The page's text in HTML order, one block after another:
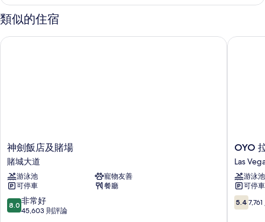
詳
情
類似的住宿
神
劍
飯
店
及
賭
場
神劍飯店及賭場
賭城大道
游泳池
寵物友善
可停車
餐廳
8.0
分，
8.0 非常好
45,603 則評論
神劍飯店及賭場
OYO
拉
斯
維
加
斯
賭
OYO
Las
游泳池
可停車
5.4
分，
5.4
OYO 拉